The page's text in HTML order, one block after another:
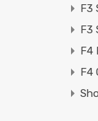
F3
F3
F4
F4